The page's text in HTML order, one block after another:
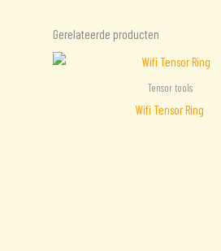
Gerelateerde producten
Tensor tools
Wifi Tensor Ring